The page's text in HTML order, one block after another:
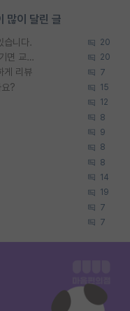
많이 달린 글
습니다. 20
SSH 박사과정을 그만두고 지방대 박사로 옮기면 교수의 꿈은 끝일까요? 20
게 리뷰 7
? 15
12
8
9
8
8
14
19
7
7